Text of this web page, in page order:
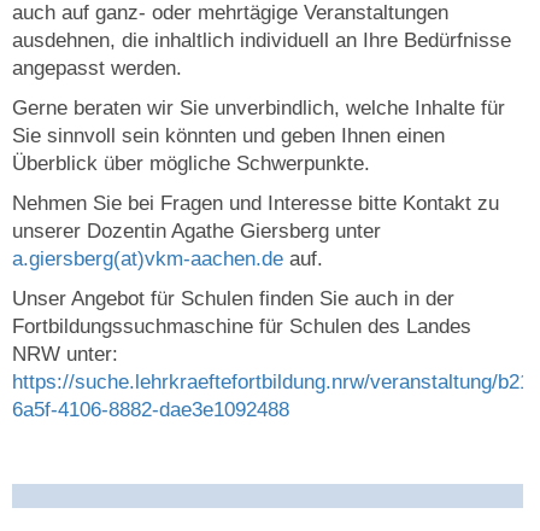
auch auf ganz- oder mehrtägige Veranstaltungen
ausdehnen, die inhaltlich individuell an Ihre Bedürfnisse
angepasst werden.
Gerne beraten wir Sie unverbindlich, welche Inhalte für
Sie sinnvoll sein könnten und geben Ihnen einen
Überblick über mögliche Schwerpunkte.
Nehmen Sie bei Fragen und Interesse bitte Kontakt zu
unserer Dozentin Agathe Giersberg unter
a.giersberg(at)vkm-aachen.de auf.
Unser Angebot für Schulen finden Sie auch in der
Fortbildungssuchmaschine für Schulen des Landes
NRW unter:
https://suche.lehrkraeftefortbildung.nrw/veranstaltung/
6a5f-4106-8882-dae3e1092488